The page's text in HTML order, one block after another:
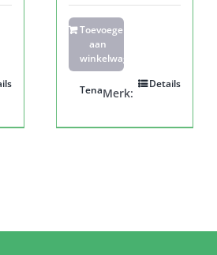
Toevoegen
aan
winkelwagen
Details
Merk:
Tena